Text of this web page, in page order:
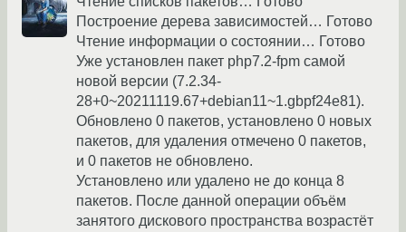
Построение дерева зависимостей… Готово
Чтение информации о состоянии… Готово
Уже установлен пакет php7.2-fpm самой
новой версии (7.2.34-
28+0~20211119.67+debian11~1.gbpf24e81).
Обновлено 0 пакетов, установлено 0 новых
пакетов, для удаления отмечено 0 пакетов,
и 0 пакетов не обновлено.
Установлено или удалено не до конца 8
пакетов. После данной операции объём
занятого дискового пространства возрастёт